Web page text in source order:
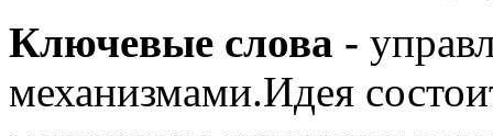
Ключевые слова -
механизмами.Идея